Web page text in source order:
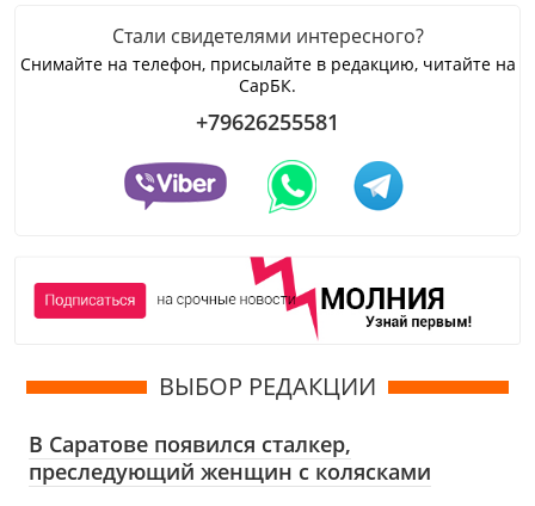
Стали свидетелями интересного?
Снимайте на телефон, присылайте в редакцию, читайте на
СарБК.
+79626255581
ВЫБОР РЕДАКЦИИ
В Саратове появился сталкер,
преследующий женщин с колясками